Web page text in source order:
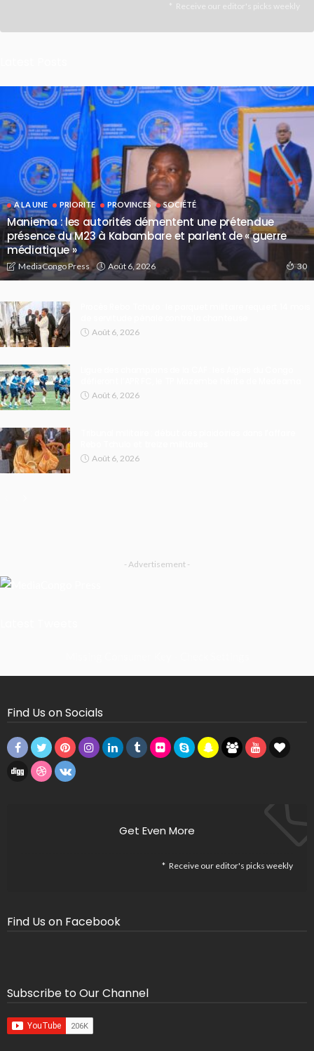
Receive our editor's picks weekly
A LA UNE PRIORITE PROVINCES SOCIÉTÉ
Maniema : les autorités démentent une prétendue
présence du M23 à Kabambare et parlent de « guerre
médiatique »
MediaCongo Press Août 6, 2026 30
Août 6, 2026
Août 6, 2026
Août 6, 2026
- Advertisement -
Find Us on Socials
Get Even More
Receive our editor's picks weekly
Find Us on Facebook
Subscribe to Our Channel